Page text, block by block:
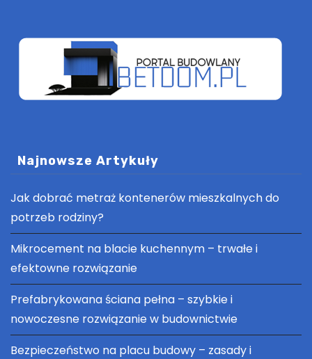
Najnowsze Artykuły
Jak dobrać metraż kontenerów mieszkalnych do
potrzeb rodziny?
Mikrocement na blacie kuchennym – trwałe i
efektowne rozwiązanie
Prefabrykowana ściana pełna – szybkie i
nowoczesne rozwiązanie w budownictwie
Bezpieczeństwo na placu budowy – zasady i